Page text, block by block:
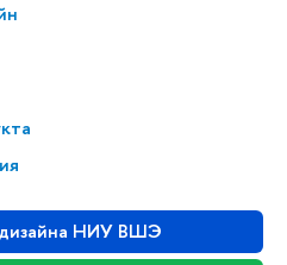
НИУ ВШЭ